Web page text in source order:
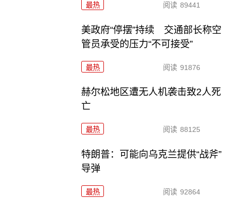
最热 阅读 89441
美政府“停摆”持续 交通部长称空
管员承受的压力“不可接受”
最热 阅读 91876
赫尔松地区遭无人机袭击致2人死
亡
最热 阅读 88125
特朗普：可能向乌克兰提供“战斧”
导弹
最热 阅读 92864